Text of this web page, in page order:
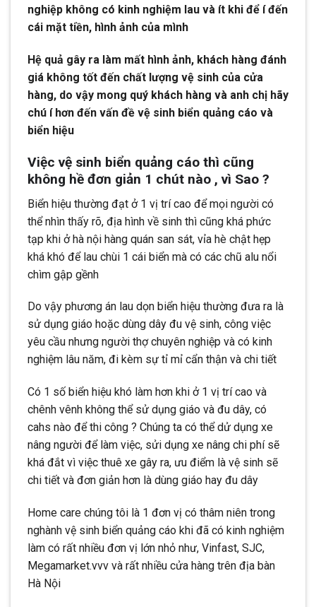
nghiệp không có kinh nghiệm lau và ít khi để í đến
cái mặt tiền, hình ảnh của mình
Hệ quả gây ra làm mất hình ảnh, khách hàng đánh
giá không tốt đến chất lượng vệ sinh của cửa
hàng, do vậy mong quý khách hàng và anh chị hãy
chú í hơn đến vấn đề vệ sinh biển quảng cáo và
biển hiệu
Việc vệ sinh biển quảng cáo thì cũng
không hề đơn giản 1 chút nào , vì Sao ?
Biển hiệu thường đạt ở 1 vị trí cao để mọi người có
thể nhìn thấy rõ, địa hình về sinh thì cũng khá phức
tạp khi ở hà nội hàng quán san sát, vỉa hè chật hẹp
khá khó để lau chùi 1 cái biển mà có các chũ alu nổi
chìm gập gềnh
Do vậy phương án lau dọn biển hiệu thường đưa ra là
sử dụng giáo hoặc dùng dây đu vệ sinh, công việc
yêu cầu nhưng người thợ chuyên nghiệp và có kinh
nghiệm lâu năm, đi kèm sự tỉ mỉ cẩn thận và chi tiết
Có 1 số biển hiệu khó làm hơn khi ở 1 vị trí cao và
chênh vênh không thể sử dụng giáo và đu dây, có
cahs nào để thi công ? Chúng ta có thể dử dụng xe
nâng người để làm việc, sửi dụng xe nâng chi phí sẽ
khá đắt vì việc thuê xe gây ra, ưu điểm là vệ sinh sẽ
chi tiết và đơn giản hơn là dùng giáo hay đu dây
Home care chúng tôi là 1 đơn vị có thâm niên trong
nghành vệ sinh biển quảng cáo khi đã có kinh nghiệm
làm có rất nhiều đơn vị lớn nhỏ như, Vinfast, SJC,
Megamarket.vvv và rất nhiều cửa hàng trên địa bàn
Hà Nội